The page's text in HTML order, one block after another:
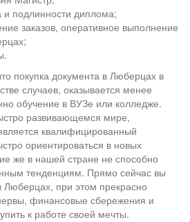
и подлинности диплома;
заказов, оперативное выполнение
покупка документа в Люберцах в
случаев, оказывается менее
обучение в ВУЗе или колледже.
развивающемся мире,
квалифицированный
ориентироваться в новых
же в нашей стране не способно
тенденциям. Прямо сейчас вы
Люберцах, при этом прекрасно
финансовые сбережения и
к работе своей мечты.